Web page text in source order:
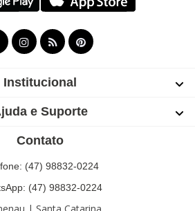
Institucional
e Suporte
Contato
(47) 98832-0224
(47) 98832-0224
| Santa Catarina